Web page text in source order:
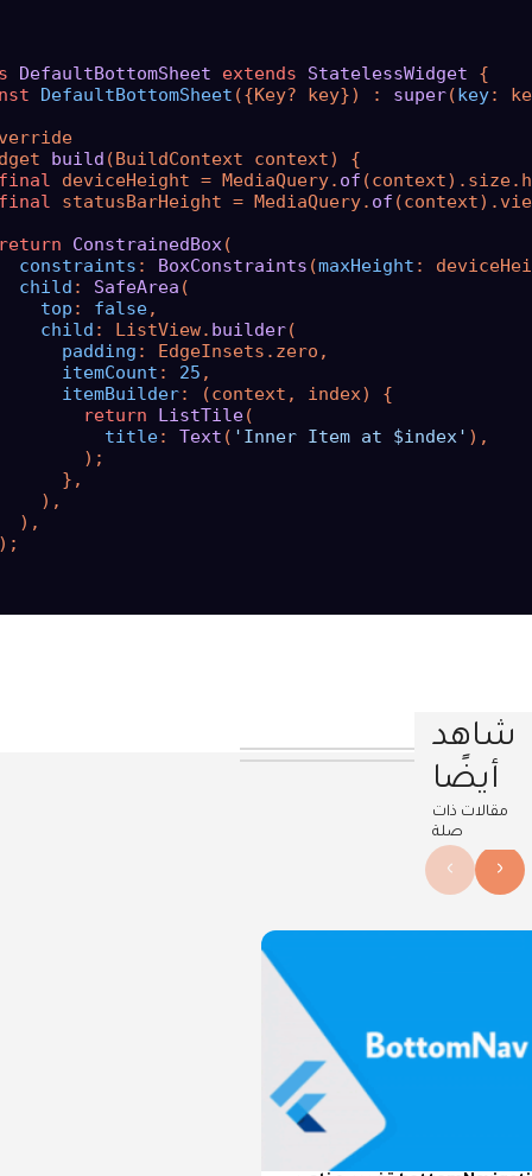
DefaultBottomSheet extends StatelessWidget
{
DefaultBottomSheet ({Key? key}) : super(key:
build (BuildContext context) {
deviceHeight = MediaQuery. of
statusBarHeight = MediaQuery. of
ConstrainedBox(
constraints : BoxConstraints (maxHeight :
child : SafeArea (
top : false,
child : ListView. builder(
padding : EdgeInsets.zero,
itemCount : 25 ,
itemBuilder: (context, index) {
return
ListTile(
title: Text ( 'Inner Item at $index' ),
);
},
),
),
شاهد
أيضًا
مقالات ذات
صلة
‹
›